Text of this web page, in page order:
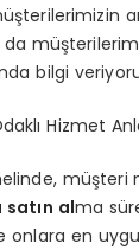
da
bilgi
Hizmet
müşteri
alma
onlara en